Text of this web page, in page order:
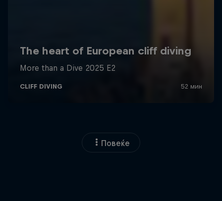
Повеќе